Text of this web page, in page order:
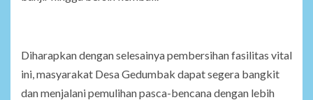
Diharapkan dengan selesainya pembersihan fasilitas vital
ini, masyarakat Desa Gedumbak dapat segera bangkit
dan menjalani pemulihan pasca-bencana dengan lebih